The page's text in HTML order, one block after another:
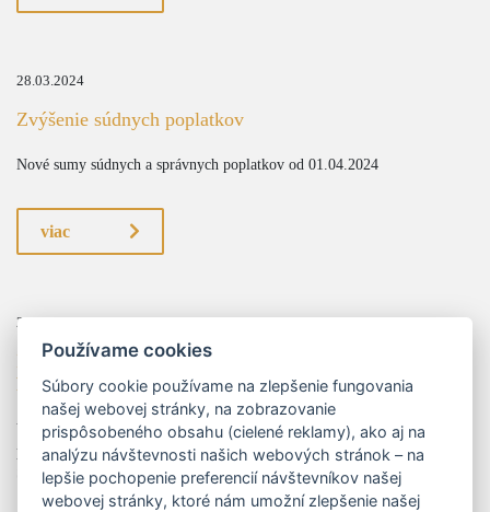
28.03.2024
Zvýšenie súdnych poplatkov
Nové sumy súdnych a správnych poplatkov od 01.04.2024
viac
26.01.2024
Inovácie v trestnom práve: Posilnenie práv a
harmonizácia so štandardmi EÚ
V najnovšom vývoji právnej legislatívy sa otvára nová kapitola s
predložením návrhu novely Trestného zákona, momentálne v I. čítaní NR
SR. Táto komplexná reforma Trestného zákona predstavuje iniciatív...
Používame cookies
Súbory cookie používame na zlepšenie fungovania
našej webovej stránky, na zobrazovanie
prispôsobeného obsahu (cielené reklamy), ako aj na
analýzu návštevnosti našich webových stránok – na
lepšie pochopenie preferencií návštevníkov našej
webovej stránky, ktoré nám umožní zlepšenie našej